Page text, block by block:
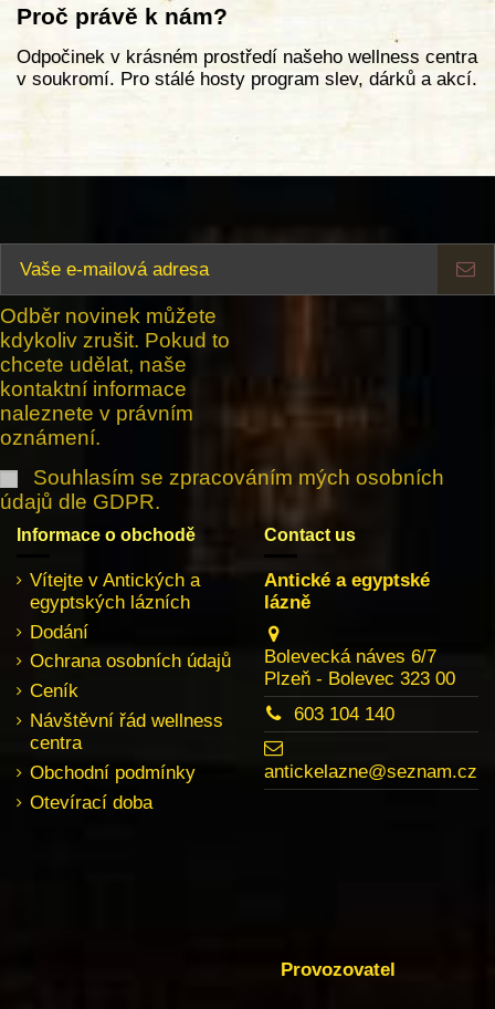
Proč právě k nám?
Odpočinek v krásném prostředí našeho wellness centra
v soukromí. Pro stálé hosty program slev, dárků a akcí.
Odběr novinek můžete
kdykoliv zrušit. Pokud to
chcete udělat, naše
kontaktní informace
naleznete v právním
oznámení.
Souhlasím se zpracováním mých osobních
údajů dle GDPR.
Informace o obchodě
Vítejte v Antických a
egyptských lázních
Dodání
Ochrana osobních údajů
Ceník
Návštěvní řád wellness
centra
Obchodní podmínky
Otevírací doba
Contact us
Antické a egyptské
lázně
Bolevecká náves 6/7
Plzeň - Bolevec 323 00
603 104 140
antickelazne@seznam.cz
Provozovatel